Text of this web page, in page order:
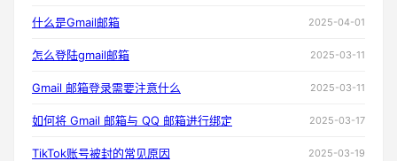
什么是Gmail邮箱 2025-04-01
怎么登陆gmail邮箱 2025-03-11
Gmail 邮箱登录需要注意什么 2025-03-11
如何将 Gmail 邮箱与 QQ 邮箱进行绑定 2025-03-17
TikTok账号被封的常见原因 2025-03-19